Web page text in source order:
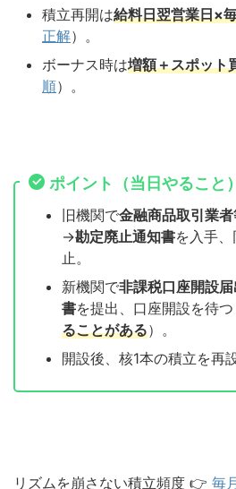
積立再開は給料日翌営業日×
正解）。
ボーナス時は増額＋スポット
順）。
ポイント（当日やること）
旧機関で金融商品取引業
→勘定廃止通知書を入手
止。
新機関で非課税口座開設
書を提出、口座開設を待
ることがある）。
開設後、核1本の積立を再
リズムを崩さない積立頻度 👉 毎